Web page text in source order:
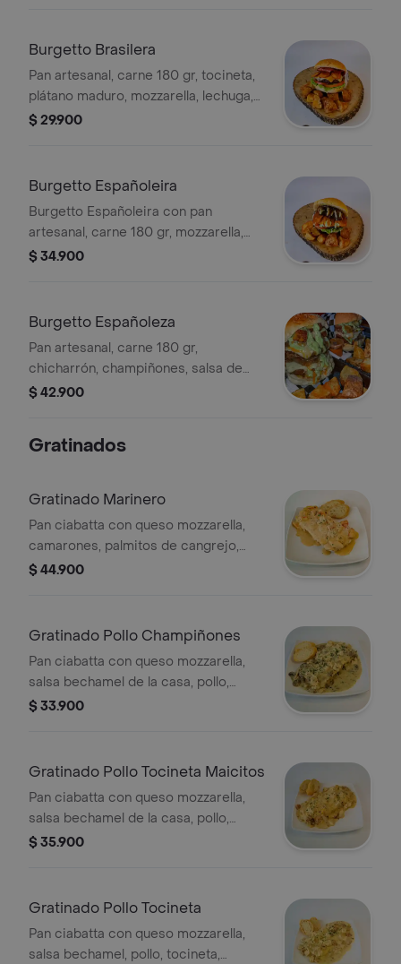
Burgetto Brasilera
Pan artesanal, carne 180 gr, tocineta,
plátano maduro, mozzarella, lechuga,
tomate, salsas de la casa y papas
$ 29.900
Burgetto Españoleira
Burgetto Españoleira con pan
artesanal, carne 180 gr, mozzarella,
chicharrón carnudo, plátano, lechuga,
$ 34.900
Burgetto Españoleza
Pan artesanal, carne 180 gr,
chicharrón, champiñones, salsa de
ajo, cebolla, tocineta, mozzarella,
$ 42.900
Gratinados
Gratinado Marinero
Pan ciabatta con queso mozzarella,
camarones, palmitos de cangrejo,
salsa marinera de la casa, parmesano
$ 44.900
Gratinado Pollo Champiñones
Pan ciabatta con queso mozzarella,
salsa bechamel de la casa, pollo,
champiñones, parmesano y perejil.
$ 33.900
Gratinado Pollo Tocineta Maicitos
Pan ciabatta con queso mozzarella,
salsa bechamel de la casa, pollo,
tocineta, maicitos, parmesano y
$ 35.900
Gratinado Pollo Tocineta
Pan ciabatta con queso mozzarella,
salsa bechamel, pollo, tocineta,